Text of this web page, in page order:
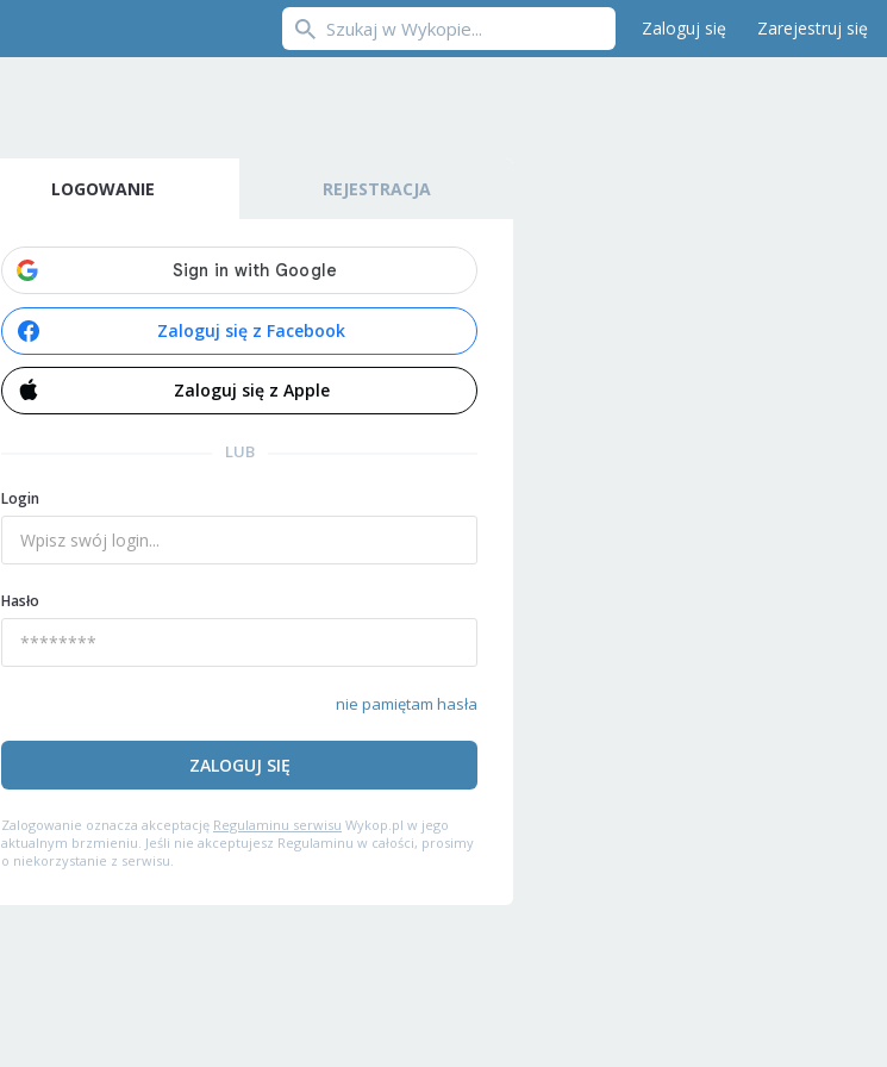
Zaloguj się Zarejestruj się
LOGOWANIE REJESTRACJA
Zaloguj się z Facebook
Zaloguj się z Apple
LUB
Login
Hasło
nie pamiętam hasła
ZALOGUJ SIĘ
Zalogowanie oznacza akceptację Regulaminu serwisu Wykop.pl w jego
aktualnym brzmieniu. Jeśli nie akceptujesz Regulaminu w całości, prosimy
o niekorzystanie z serwisu.